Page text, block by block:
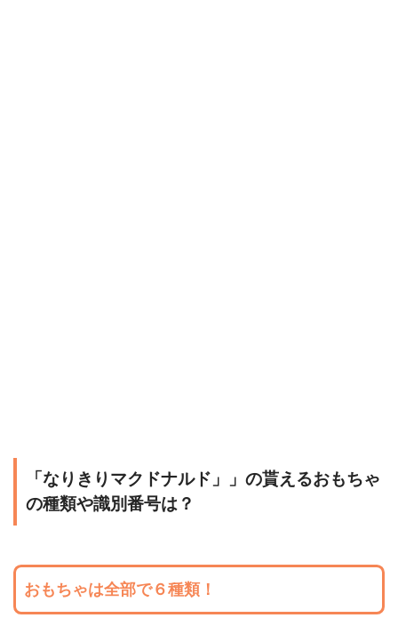
「なりきりマクドナルド」」の貰えるおもちゃ
の種類や識別番号は？
おもちゃは全部で６種類！